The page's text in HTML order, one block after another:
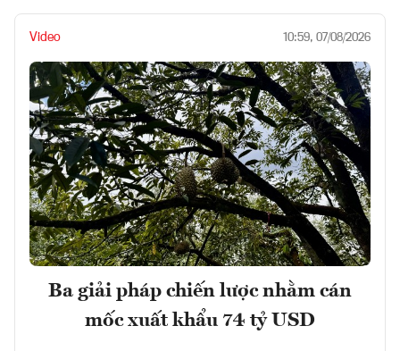
Video 10:59, 07/08/2026
Ba giải pháp chiến lược nhằm cán
mốc xuất khẩu 74 tỷ USD